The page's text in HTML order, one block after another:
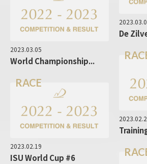
De
2023.03.05
World Championship...
RACE
2023.02.19
ISU World Cup #6